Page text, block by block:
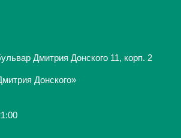
Дмитрия Донского 11, корп. 2
Донского»